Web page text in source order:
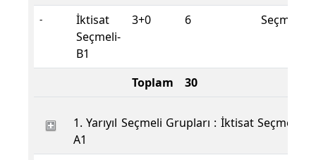
-
İktisat
Seçmeli-
B1
3+0 6 Seçmeli
Toplam 30
1. Yarıyıl Seçmeli Grupları : İktisat Seçmeli-
A1